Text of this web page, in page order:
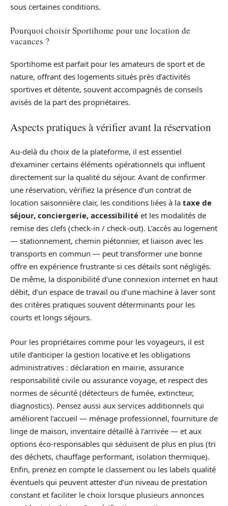
sous certaines conditions.
Pourquoi choisir Sportihome pour une location de
vacances ?
Sportihome est parfait pour les amateurs de sport et de
nature, offrant des logements situés près d’activités
sportives et détente, souvent accompagnés de conseils
avisés de la part des propriétaires.
Aspects pratiques à vérifier avant la réservation
Au-delà du choix de la plateforme, il est essentiel
d’examiner certains éléments opérationnels qui influent
directement sur la qualité du séjour. Avant de confirmer
une réservation, vérifiez la présence d’un contrat de
location saisonnière clair, les conditions liées à la taxe de
séjour, conciergerie, accessibilité et les modalités de
remise des clefs (check‑in / check‑out). L’accès au logement
— stationnement, chemin piétonnier, et liaison avec les
transports en commun — peut transformer une bonne
offre en expérience frustrante si ces détails sont négligés.
De même, la disponibilité d’une connexion internet en haut
débit, d’un espace de travail ou d’une machine à laver sont
des critères pratiques souvent déterminants pour les
courts et longs séjours.
Pour les propriétaires comme pour les voyageurs, il est
utile d’anticiper la gestion locative et les obligations
administratives : déclaration en mairie, assurance
responsabilité civile ou assurance voyage, et respect des
normes de sécurité (détecteurs de fumée, extincteur,
diagnostics). Pensez aussi aux services additionnels qui
améliorent l’accueil — ménage professionnel, fourniture de
linge de maison, inventaire détaillé à l’arrivée — et aux
options éco‑responsables qui séduisent de plus en plus (tri
des déchets, chauffage performant, isolation thermique).
Enfin, prenez en compte le classement ou les labels qualité
éventuels qui peuvent attester d’un niveau de prestation
constant et faciliter le choix lorsque plusieurs annonces